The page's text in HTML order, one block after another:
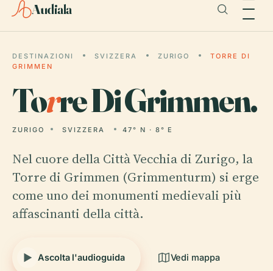
Audiala
DESTINAZIONI SVIZZERA ZURIGO
TORRE DI
GRIMMEN
Torre Di Grimmen.
ZURIGO SVIZZERA 47° N · 8° E
Nel cuore della Città Vecchia di Zurigo, la
Torre di Grimmen (Grimmenturm) si erge
come uno dei monumenti medievali più
affascinanti della città.
Ascolta l'audioguida Vedi mappa